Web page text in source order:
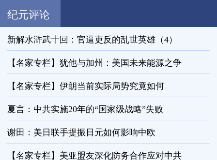
纪元评论
新解水浒武十回：官逼吏反的乱世英雄（4）
【名家专栏】犹他与加州：美国未来能源之争
【名家专栏】伊朗当前实际局势究竟如何
夏言：中共实施20年的“国家级战略”失败
谢田：美日联手提振日元如何影响中欧
【名家专栏】美亚盟友深化防务合作应对中共